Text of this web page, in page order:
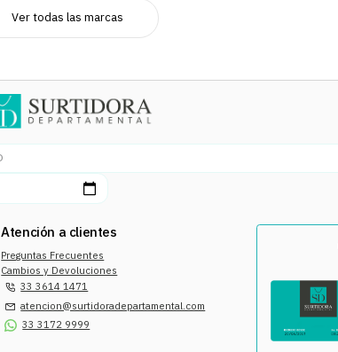
Ver todas las marcas
Atención a clientes
Preguntas Frecuentes
Cambios y Devoluciones
33 3614 1471
atencion@surtidoradepartamental.com
33 3172 9999